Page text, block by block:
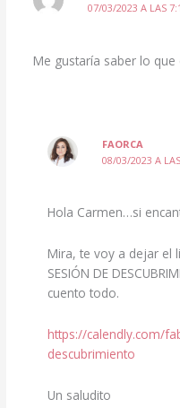
07/03/2023 A LAS
Me gustaría saber lo
FAORCA
08/03/2023 A
Hola Carmen…si
Mira, te voy a dejar el
SESIÓN DE
cuento todo.
https://calendly.com/
descubrimiento
Un saludito